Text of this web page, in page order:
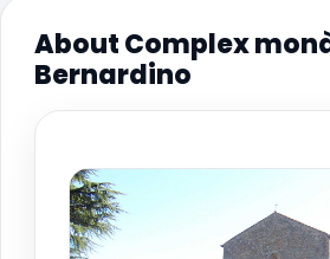
About Complex
Bernardino